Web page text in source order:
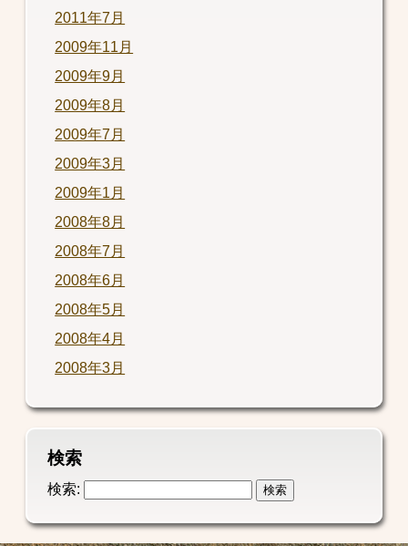
2011年7月
2009年11月
2009年9月
2009年8月
2009年7月
2009年3月
2009年1月
2008年8月
2008年7月
2008年6月
2008年5月
2008年4月
2008年3月
検索
検索: